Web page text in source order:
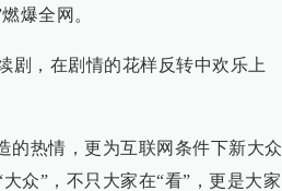
爆全网。
剧，在剧情的花样反转中欢乐上
的热情，更为互联网条件下新大众
众”，不只大家在“看”，更是大家